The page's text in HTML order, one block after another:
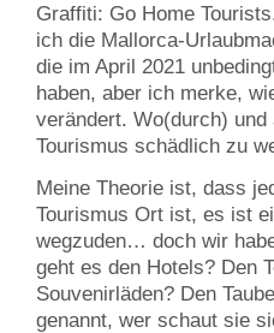
Graffiti: Go Home
ich die Mallorca-
die im April 2021
haben, aber ich merke,
verändert. Wo(durch) und
Tourismus schädlich zu
Meine Theorie ist, dass
Tourismus Ort ist, es ist
wegzuden… doch wir
geht es den Hotels? Den
Souvenirläden? Den
genannt, wer schaut sie